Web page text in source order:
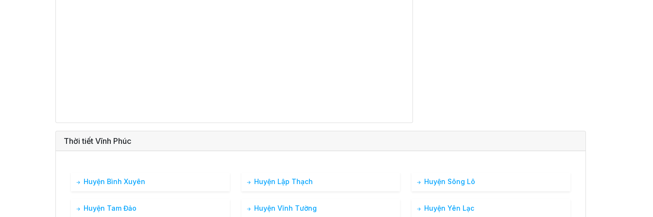
Thời tiết Vĩnh Phúc
Huyện Bình Xuyên Huyện Lập Thạch Huyện Sông Lô
Huyện Tam Đảo Huyện Vĩnh Tường Huyện Yên Lạc